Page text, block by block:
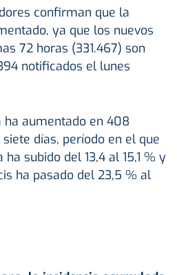
confirman que la
ya que los nuevos
72 horas (331.467) son
notificados el lunes
ha aumentado en 408
días, período en el que
subido del 13,4 al 15,1 % y
ha pasado del 23,5 % al